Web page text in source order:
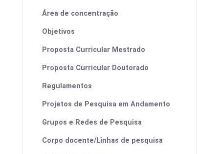
Área de concentração
Objetivos
Proposta Curricular Mestrado
Proposta Curricular Doutorado
Regulamentos
Projetos de Pesquisa em Andamento
Grupos e Redes de Pesquisa
Corpo docente/Linhas de pesquisa